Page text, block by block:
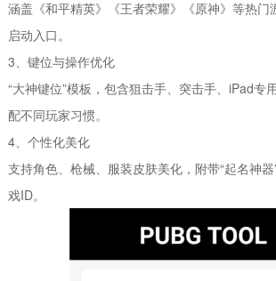
涵盖《和平精英》《王者荣耀》《原神》等热门
启动入口。
3、键位与操作优化
“大神键位”模板，包含狙击手、突击手、iPad专
配不同玩家习惯。
4、个性化美化
支持角色、枪械、服装皮肤美化，附带“起名神
戏ID。